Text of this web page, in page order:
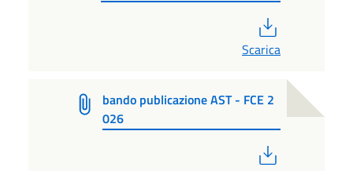
Scarica
bando publicazione AST - FCE 2
026